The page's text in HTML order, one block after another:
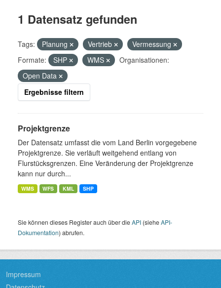
1 Datensatz gefunden
Tags: Planung Vertrieb
Vermessung
Formate:
SHP WMS
Organisationen:
Open Data
Ergebnisse filtern
Projektgrenze
Der Datensatz umfasst die vom Land Berlin vorgegebene
Projektgrenze. Sie verläuft weitgehend entlang von
Flurstücksgrenzen. Eine Veränderung der Projektgrenze
kann nur durch...
WMS WFS KML SHP
Sie können dieses Register auch über dieAPI (sieheAPI-
Dokumentation) abrufen.
Impressum